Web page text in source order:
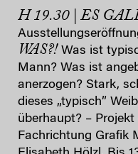
H 19.30 | ES
WAS?! Was ist
Mann? Was ist
anerzogen? Stark,
dieses „typisch”
überhaupt? –
Fachrichtung Grafik